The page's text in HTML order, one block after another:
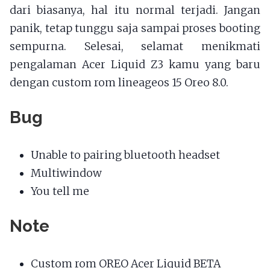
dari biasanya, hal itu normal terjadi. Jangan
panik, tetap tunggu saja sampai proses booting
sempurna. Selesai, selamat menikmati
pengalaman Acer Liquid Z3 kamu yang baru
dengan custom rom lineageos 15 Oreo 8.0.
Bug
Unable to pairing bluetooth headset
Multiwindow
You tell me
Note
Custom rom OREO Acer Liquid BETA